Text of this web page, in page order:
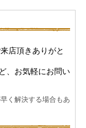
店頂きありがと
、お気軽にお問い
く解決する場合もあ